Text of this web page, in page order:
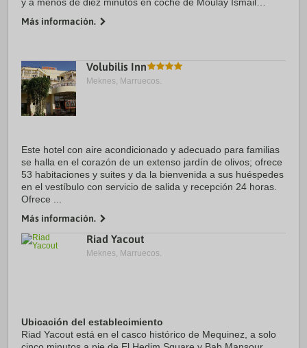
encuentra a 5 km de Ayam Zaman y a 5 ...
Más información.
Volubilis Inn
Meknes, Marruecos.
Este hotel con aire acondicionado y adecuado para familias
se halla en el corazón de un extenso jardín de olivos; ofrece
53 habitaciones y suites y da la bienvenida a sus huéspedes
en el vestíbulo con servicio de salida y recepción 24 horas.
Ofrece ...
Más información.
Riad Yacout
Meknes, Marruecos.
Ubicación del establecimiento
Riad Yacout está en el casco histórico de Mequinez, a solo